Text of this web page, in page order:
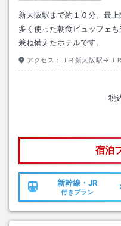
新大阪駅まで約１０分。最
多く使った朝食ビュッフェ
兼ね備えたホテルです。
アクセス： ＪＲ新大阪駅→Ｊ
税
宿泊
新幹線・JR
付きプラン